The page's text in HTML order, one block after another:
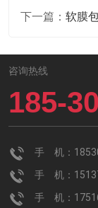
下一篇： 软膜
咨询热线
185-
手 机：
手 机：
手 机：